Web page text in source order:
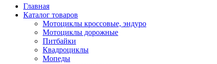
Главная
Каталог товаров
Мотоциклы кроссовые, эндуро
Мотоциклы дорожные
Питбайки
Квадроциклы
Мопеды